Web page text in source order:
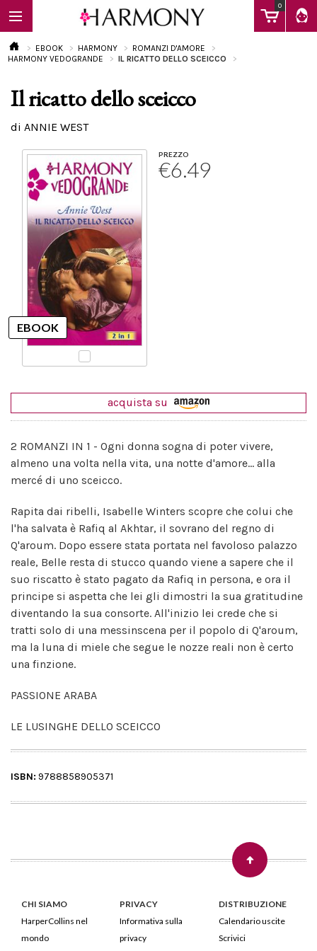
0
EBOOK
Calendario
EBOOK HARMONY
ROMANZI D'AMORE
HARMONY VEDOGRANDE
IL RICATTO DELLO SCEICCO
Il ricatto dello sceicco
di ANNIE WEST
PREZZO
€6.49
acquista su
2 ROMANZI IN 1 - Ogni donna sogna di poter vivere,
almeno una volta nella vita, una notte d'amore... alla
mercé di uno sceicco.
Rapita dai ribelli, Isabelle Winters scopre che colui che
l'ha salvata è Rafiq al Akhtar, il sovrano del regno di
Q'aroum. Dopo essere stata portata nel favoloso palazzo
reale, Belle resta di stucco quando viene a sapere che il
suo riscatto è stato pagato da Rafiq in persona, e ora il
principe si aspetta che lei gli dimostri la sua gratitudine
diventando la sua consorte. All'inizio lei crede che si
tratti solo di una messinscena per il popolo di Q'aroum,
ma la luna di miele che segue le nozze reali non è certo
una finzione.
PASSIONE ARABA
LE LUSINGHE DELLO SCEICCO
ISBN: 9788858905371
CHI SIAMO
HarperCollins nel
mondo
PRIVACY
Informativa sulla
privacy
DISTRIBUZIONE
Calendario uscite
Scrivici